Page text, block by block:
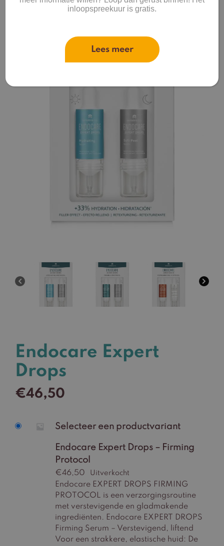
Endocare Expert
Drops
€46,50
Selecteer een productvariant
Endocare Expert Drops – Firming
Protocol
€46,50 Uitverkocht
Endocare EXPERT DROPS FIRMING
PROTOCOL is een verzorgingsroutine
met verstevigende en gladmakende
ingrediënten. Endocare EXPERT DROPS
Firming Serum – Verstevigend, liftend
Voor een strakkere, elastische huid: De
inloopspreekuur is gratis.
Lees meer